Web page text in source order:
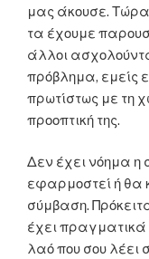
μας άκουσε.
τα έχουμε
άλλοι
πρόβλημα, εμείς
πρωτίστως με τη
προοπτική της.
Δεν έχει νόημα η
εφαρμοστεί ή θα
σύμβαση.
έχει
λαό που σου λέει